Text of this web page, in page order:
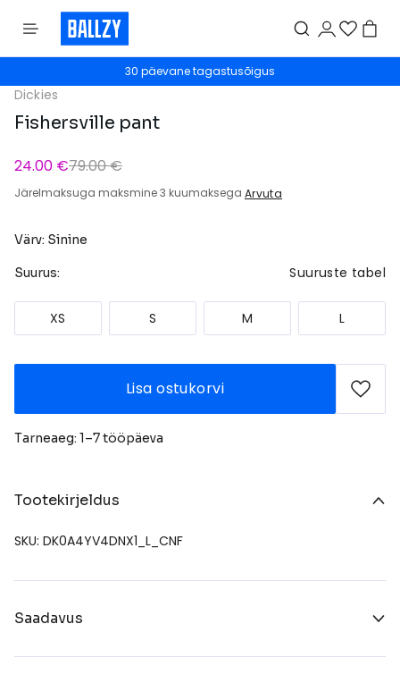
30 päevane tagastusõigus
Dickies
Fishersville pant
24.00 €79.00 €
Järelmaksuga maksmine 3 kuumaksega Arvuta
Värv: Sinine
Suurus: Suuruste tabel
XS S M L
Lisa ostukorvi
Tarneaeg: 1–7 tööpäeva
Tootekirjeldus
SKU: DK0A4YV4DNX1_L_CNF
Saadavus